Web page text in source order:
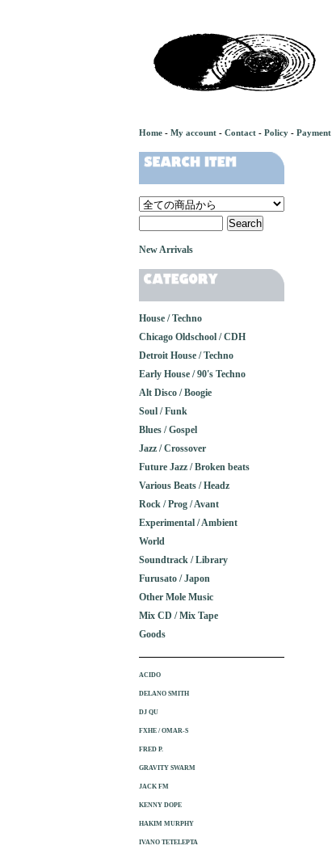
Home - My account - Contact - Policy - Payment
New Arrivals
House / Techno
Chicago Oldschool / CDH
Detroit House / Techno
Early House / 90's Techno
Alt Disco / Boogie
Soul / Funk
Blues / Gospel
Jazz / Crossover
Future Jazz / Broken beats
Various Beats / Headz
Rock / Prog / Avant
Experimental / Ambient
World
Soundtrack / Library
Furusato / Japon
Other Mole Music
Mix CD / Mix Tape
Goods
ACIDO
DELANO SMITH
DJ QU
FXHE / OMAR-S
FRED P.
GRAVITY SWARM
JACK FM
KENNY DOPE
HAKIM MURPHY
IVANO TETELEPTA